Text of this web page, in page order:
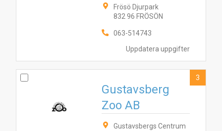
Uppdatera uppgifter
Frösö Djurpark
832 96 FRÖSÖN
063-514743
Gustavsberg
Zoo AB
Gustavsbergs Centrum
3